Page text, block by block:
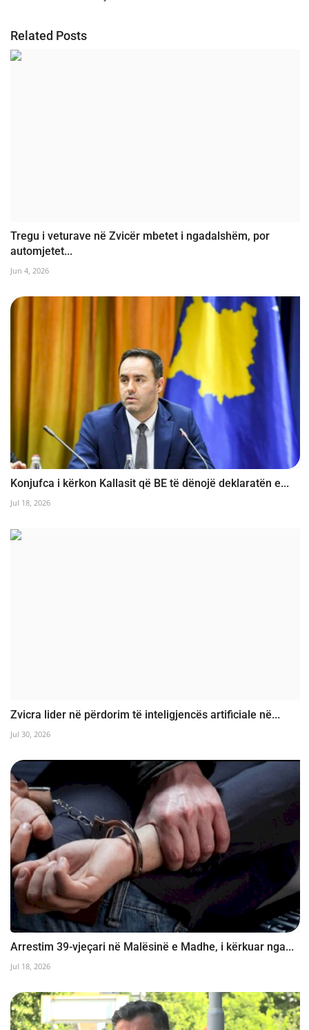
Related Posts
Tregu i veturave në Zvicër mbetet i ngadalshëm, por
automjetet...
Jun 4, 2026
Konjufca i kërkon Kallasit që BE të dënojë deklaratën e...
Jul 18, 2026
Zvicra lider në përdorim të inteligjencës artificiale në...
Jul 30, 2026
Arrestim 39-vjeçari në Malësinë e Madhe, i kërkuar nga...
Jul 18, 2026